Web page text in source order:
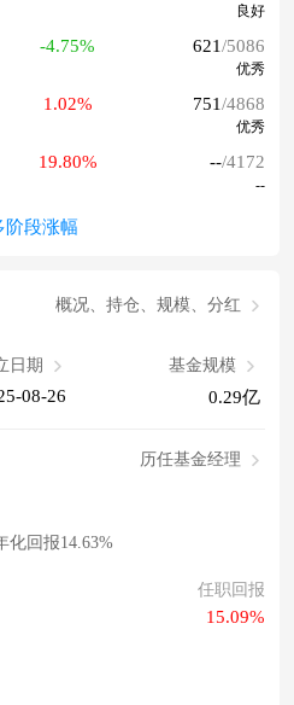
良好
-4.75% 621/5086
优秀
1.02% 751/4868
优秀
19.80% --/4172
--
阶段涨幅
概况、持仓、规模、分红
日期
08-26
基金规模
0.29亿
历任基金经理
化回报14.63%
任职回报
15.09%